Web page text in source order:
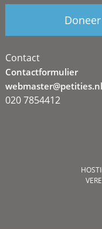
Contact
Contactformulier
webmaster@petities.nl
020 7854412